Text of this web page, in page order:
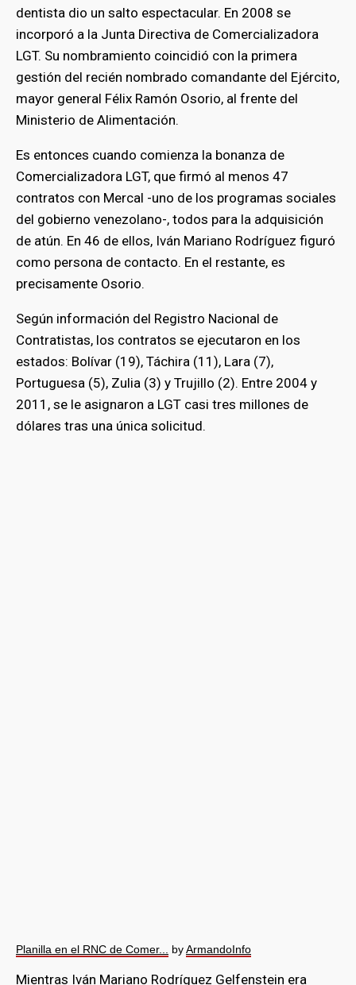
dentista dio un salto espectacular. En 2008 se
incorporó a la Junta Directiva de Comercializadora
LGT. Su nombramiento coincidió con la primera
gestión del recién nombrado comandante del Ejército,
mayor general Félix Ramón Osorio, al frente del
Ministerio de Alimentación.
Es entonces cuando comienza la bonanza de
Comercializadora LGT, que firmó al menos 47
contratos con Mercal -uno de los programas sociales
del gobierno venezolano-, todos para la adquisición
de atún. En 46 de ellos, Iván Mariano Rodríguez figuró
como persona de contacto. En el restante, es
precisamente Osorio.
Según información del Registro Nacional de
Contratistas, los contratos se ejecutaron en los
estados: Bolívar (19), Táchira (11), Lara (7),
Portuguesa (5), Zulia (3) y Trujillo (2). Entre 2004 y
2011, se le asignaron a LGT casi tres millones de
dólares tras una única solicitud.
Planilla en el RNC de Comer... byArmandoInfo
Mientras Iván Mariano Rodríguez Gelfenstein era